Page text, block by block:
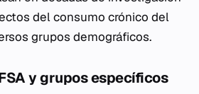
del consumo crónico del
grupos demográficos.
y grupos específicos